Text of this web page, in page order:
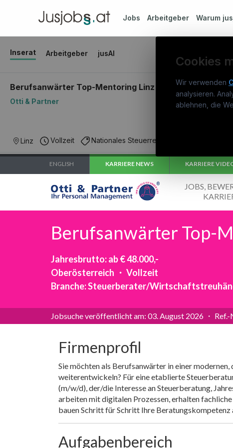
Jobs Arbeitgeber Warum
Inserat Arbeitgeber jusAI
Berufsanwärter Top-Mentoring Linz (m/w/d)
Otti & Partner
Linz Vollzeit Nationales Steuerrecht
Cookies
Wir verwenden
analysieren.
ablehnen, die
Ein Service der candidatis GmbH.
Partner
jusjobs.at 2026ImpressumAGBDatenschutz